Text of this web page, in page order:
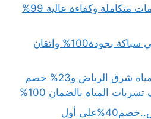
شركة تنظيف بالدلم خدمات متكاملة وكفاءة عالية 99%
سباك الرياض..افضل فني سباكة بجودة100% واتقان
شركة كشف تسربات المياه شرق الرياض و23% خصم
المياه بالضمان 100%
شركة رش دفان بالرياض..خصم40%على أول